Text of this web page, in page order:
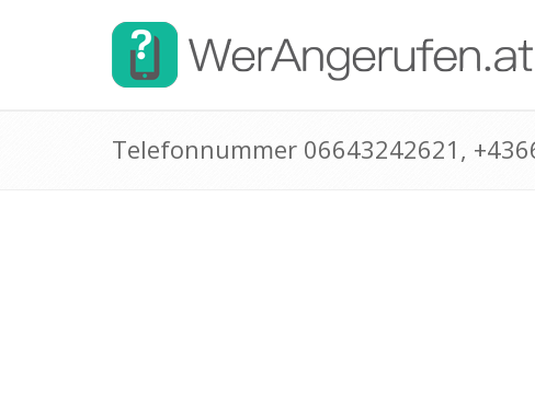
Telefonnummer 06643242621,